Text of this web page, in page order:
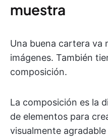
muestra
Una buena cartera va
imágenes. También
composición.
La composición es la
de elementos para
visualmente